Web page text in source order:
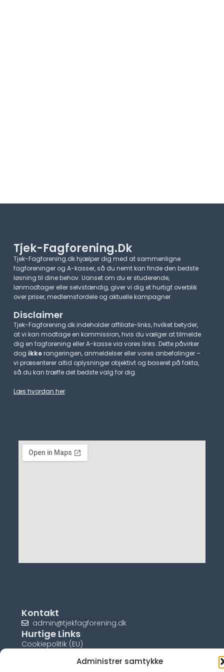
Administrer samtykke
Tjek-Fagforening.dk
Tjek-Fagforening.dk hjælper dig med at sammenligne
fagforeninger og A-kasser, så du nemt kan finde den bedste
løsning til dine behov. Uanset om du er studerende,
lønmodtager eller selvstændig, giver vi dig et hurtigt overblik
over priser, medlemsfordele og aktuelle kampagner.​
Disclaimer
Tjek-Fagforening.dk indeholder affiliate-links, hvilket betyder,
at vi kan modtage en kommission, hvis du vælger at tilmelde
dig en fagforening eller A-kasse via vores links. Dette påvirker
dog ikkerangeringen, anmeldelser eller vores anbefalinger –
vi præsenterer altid oplysninger objektivt og baseret på fakta,
så du kan træffe det bedste valg for dig.
Læs hvordan her.
Kontakt
admin@tjekfagforening.dk
Hurtige Links
Cookiepolitik (EU)